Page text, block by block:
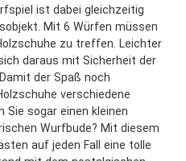
ist dabei gleichzeitig
Mit 6 Würfen müssen
zu treffen. Leichter
daraus mit Sicherheit der
der Spaß noch
verschiedene
Sie sogar einen kleinen
Wurfbude? Mit diesem
auf jeden Fall eine tolle